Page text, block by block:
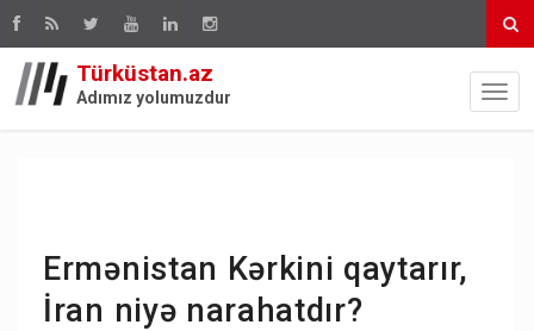
Türküstan.az
Adımız yolumuzdur
Ermənistan Kərkini qaytarır,
İran niyə narahatdır?